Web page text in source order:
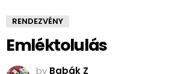
RENDEZVÉNY
Emléktolulás
by Babák Z